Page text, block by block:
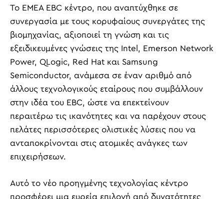
Το EMEA EBC κέντρο, που αναπτύχθηκε σε
συνεργασία με τους κορυφαίους συνεργάτες της
βιομηχανίας, αξιοποιεί τη γνώση και τις
εξειδικευμένες γνώσεις της Intel, Emerson Network
Power, QLogic, Red Hat και Samsung
Semiconductor, ανάμεσα σε έναν αριθμό από
άλλους τεχνολογικούς εταίρους που συμβάλλουν
στην ιδέα του EBC, ώστε να επεκτείνουν
περαιτέρω τις ικανότητες και να παρέχουν στους
πελάτες περισσότερες ολιστικές λύσεις που να
ανταποκρίνονται στις ατομικές ανάγκες των
επιχειρήσεων.
Αυτό το νέο προηγμένης τεχνολογίας κέντρο
προσφέρει μια ευρεία επιλογή από δυνατότητες